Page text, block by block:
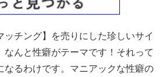
ッチング】を売りにした珍しいサイ
なんと性癖がテーマです！それって
なるわけです。マニアックな性癖の